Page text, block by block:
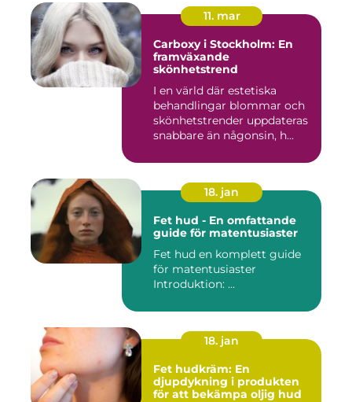
11. mar
Carboxy i Stockholm: En
framväxande
skönhetstrend
I en värld där estetiska
behandlingar blommar och
skönhetstrender uppdateras
snabbare än någonsin, h...
18. jan
Fet hud - En omfattande
guide för matentusiaster
Fet hud en komplett guide
för matentusiaster
Introduktion: ...
18. jan
Fet hudkräm: En
djupdykning i produkten
för att bekämpa oljig hud